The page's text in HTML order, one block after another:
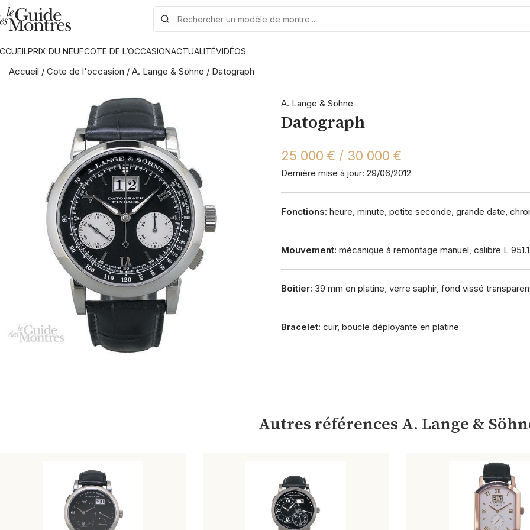
PRIX DU NEUFCOTE DE L’OCCASIONACTUALITÉVIDÉOS
Accueil / Cote de l'occasion / A. Lange & Söhne / Datograph
A. Lange & Söhne
Datograph
25 000 € / 30 000 €
Dernière mise à jour: 29/06/2012
Fonctions: heure, minute, petite seconde, grande date,
Mouvement: mécanique à remontage manuel, calibre L 951.1
Boitier: 39 mm en platine, verre saphir, fond vissé
Bracelet: cuir, boucle déployante en platine
Autres références A. Lange &